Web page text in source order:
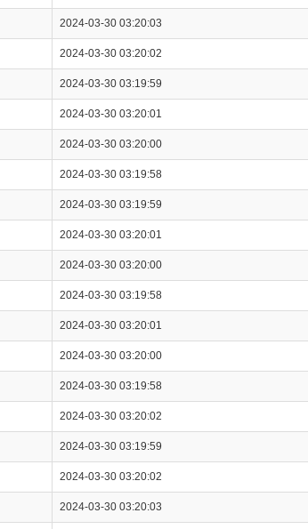
2024-03-30 03:20:03
2024-03-30 03:20:02
2024-03-30 03:19:59
2024-03-30 03:20:01
2024-03-30 03:20:00
2024-03-30 03:19:58
2024-03-30 03:19:59
2024-03-30 03:20:01
2024-03-30 03:20:00
2024-03-30 03:19:58
2024-03-30 03:20:01
2024-03-30 03:20:00
2024-03-30 03:19:58
2024-03-30 03:20:02
2024-03-30 03:19:59
2024-03-30 03:20:02
2024-03-30 03:20:03